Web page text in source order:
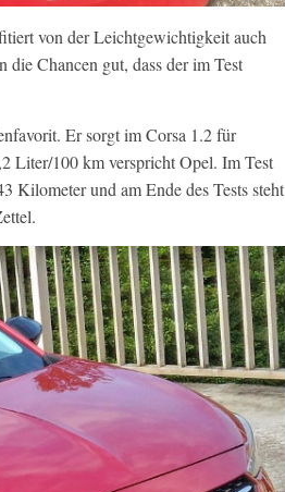
von der Leichtgewichtigkeit auch
Chancen gut, dass der im Test
Er sorgt im Corsa 1.2 für
Liter/100 km verspricht Opel. Im Test
Kilometer und am Ende des Tests steht